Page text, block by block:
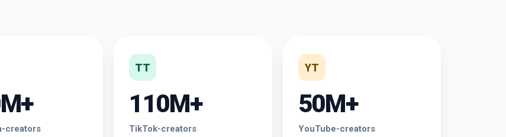
creators
TT
110M+
TikTok-creators
YT
50M+
YouTube-creators